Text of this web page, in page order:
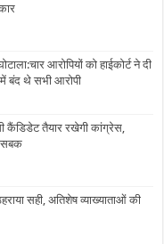
आरोपियों को हाईकोर्ट ने दी
बंद थे सभी आरोपी
कैंडिडेट तैयार रखेगी कांग्रेस,
सबक
सही, अतिशेष व्याख्याताओं की